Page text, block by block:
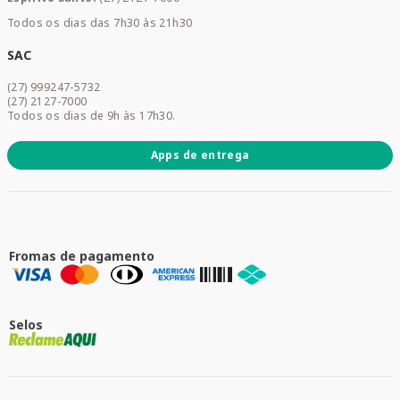
Dermocosméticos
Promoções
Todos os dias das 7h30 às 21h30
SAC
(27) 999247-5732
(27) 2127-7000
Todos os dias de 9h às 17h30.
Apps de entrega
Fromas de pagamento
Selos